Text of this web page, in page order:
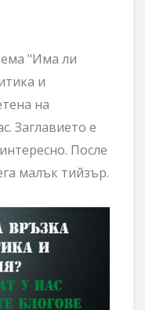
"Има ли
и
на
Заглавието е
После
малък тийзър.